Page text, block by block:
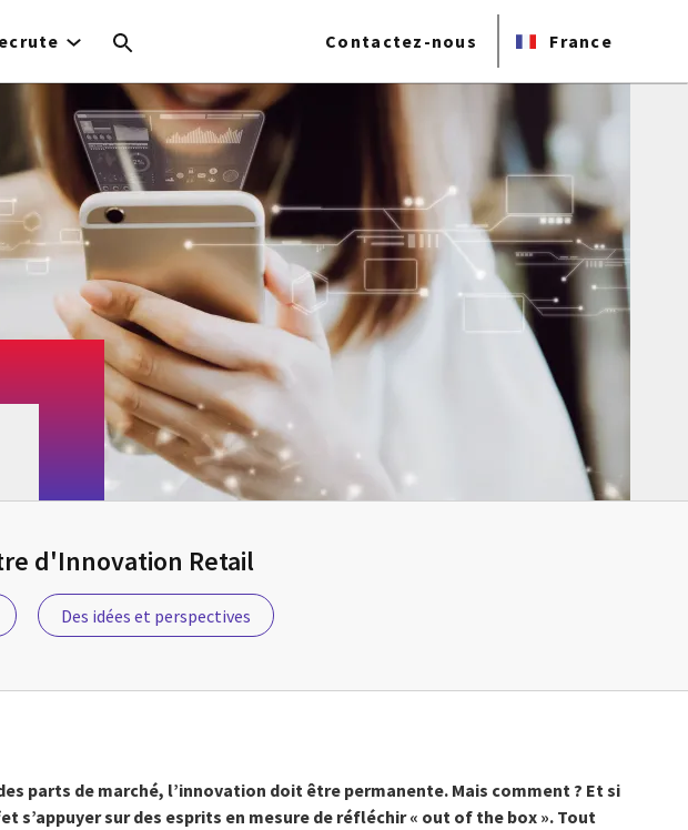
Contactez-nous France
d'Innovation Retail
Des idées et perspectives
parts de marché, l’innovation doit être permanente. Mais comment ? Et si
sur des esprits en mesure de réfléchir « out of the box ». Tout